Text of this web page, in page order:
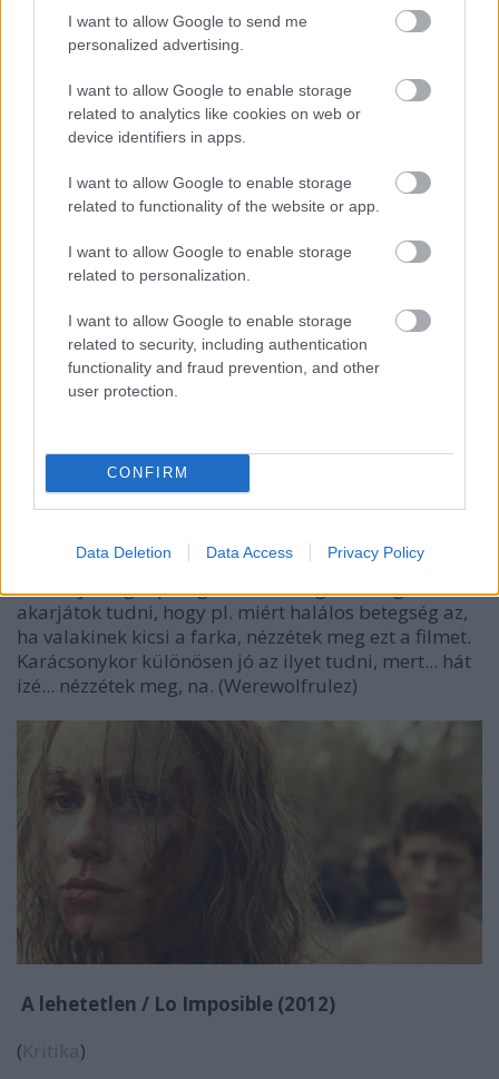
I want to allow Google to send me
personalized advertising.
I want to allow Google to enable storage
related to analytics like cookies on web or
device identifiers in apps.
I want to allow Google to enable storage
related to functionality of the website or app.
I want to allow Google to enable storage
related to personalization.
I want to allow Google to enable storage
related to security, including authentication
functionality and fraud prevention, and other
user protection.
CONFIRM
Data Deletion Data Access Privacy Policy
Intim fejlövés (2008)
Ha már karácsony, hát nézzünk meg egy olyan
magyar filmet is, amit a kutya sem ismer, pedig
Négy férfi főszereplő, négy történet a szexualitásról,
és egy sztriptízbár, ahol a négy pasi végül megtörten
kiköt: ezek az Intim fejlövés legfőbb attribútumai. A
sztorik szereplői kicsinyes, esendő figurák, saját
legfontosabb emberi kapcsolataikat. A néző őket és
minimál büdzséből, de ügyes (bár kissé túl harsány)
színészekkel megvalósított tragikomédiájukat látva
először csak kínosan feszeng, aztán a történetek
groteszk humorába belefeledkezve már a térdét
csakodja, végül pedig sikítva röhög. Ha meg
akarjátok tudni, hogy pl. miért halálos betegség az,
ha valakinek kicsi a farka, nézzétek meg ezt a filmet.
Karácsonykor különösen jó az ilyet tudni, mert... hát
izé... nézzétek meg, na. (Werewolfrulez)
A lehetetlen / Lo Imposible (2012)
(
)